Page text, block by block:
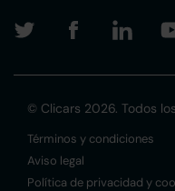
© Clicars 2026. Todos
Términos y condiciones
Aviso legal
Política de privacidad y